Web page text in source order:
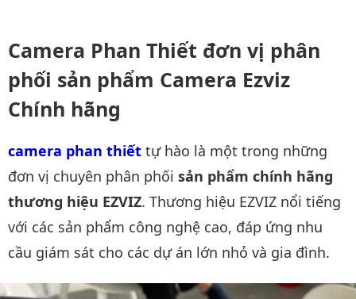
Camera Phan Thiết đơn vị phân
phối sản phẩm Camera Ezviz
Chính hãng
camera phan thiết tự hào là một trong những
đơn vị chuyên phân phối sản phẩm chính hãng
thương hiệu EZVIZ. Thương hiệu EZVIZ nổi tiếng
với các sản phẩm công nghệ cao, đáp ứng nhu
cầu giám sát cho các dự án lớn nhỏ và gia đình.